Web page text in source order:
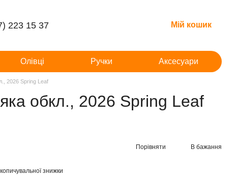
223 15 37 Мій кошик
Олівці Ручки Аксесуари
2026 Spring Leaf
обкл., 2026 Spring Leaf
Порівняти В бажання
знижки